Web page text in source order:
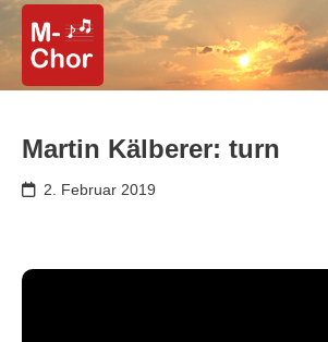
Zum
Inhalt
Martin Kälberer: turn
2. Februar 2019